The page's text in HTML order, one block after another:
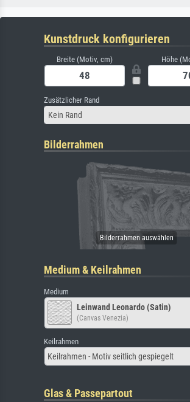
Kunstdruck konfigurieren
Breite (Motiv, cm) Höhe
Zusätzlicher Rand
Kein Rand
Bilderrahmen
Medium & Keilrahmen
Medium
Leinwand Leonardo (Satin)
(Canvas Venezia)
Keilrahmen
Keilrahmen - Motiv seitlich gespiegelt
Glas & Passepartout